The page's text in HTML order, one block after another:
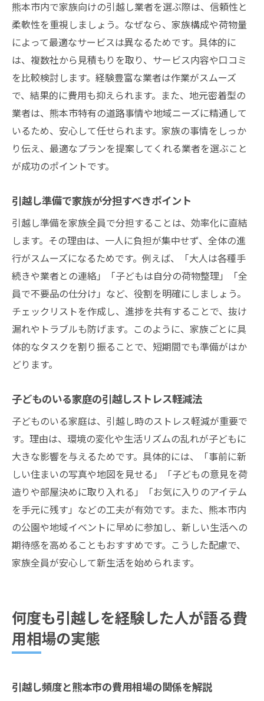
熊本市内で家族向けの引越し業者を選ぶ際は、信頼性と
柔軟性を重視しましょう。なぜなら、家族構成や荷物量
によって最適なサービスは異なるためです。具体的に
は、複数社から見積もりを取り、サービス内容や口コミ
を比較検討します。経験豊富な業者は作業がスムーズ
で、結果的に費用も抑えられます。また、地元密着型の
業者は、熊本市特有の道路事情や地域ニーズに精通して
いるため、安心して任せられます。家族の事情をしっか
り伝え、最適なプランを提案してくれる業者を選ぶこと
が成功のポイントです。
引越し準備で家族が分担すべきポイント
引越し準備を家族全員で分担することは、効率化に直結
します。その理由は、一人に負担が集中せず、全体の進
行がスムーズになるためです。例えば、「大人は各種手
続きや業者との連絡」「子どもは自分の荷物整理」「全
員で不要品の仕分け」など、役割を明確にしましょう。
チェックリストを作成し、進捗を共有することで、抜け
漏れやトラブルも防げます。このように、家族ごとに具
体的なタスクを割り振ることで、短期間でも準備がはか
どります。
子どものいる家庭の引越しストレス軽減法
子どものいる家庭は、引越し時のストレス軽減が重要で
す。理由は、環境の変化や生活リズムの乱れが子どもに
大きな影響を与えるためです。具体的には、「事前に新
しい住まいの写真や地図を見せる」「子どもの意見を荷
造りや部屋決めに取り入れる」「お気に入りのアイテム
を手元に残す」などの工夫が有効です。また、熊本市内
の公園や地域イベントに早めに参加し、新しい生活への
期待感を高めることもおすすめです。こうした配慮で、
家族全員が安心して新生活を始められます。
何度も引越しを経験した人が語る費
用相場の実態
引越し頻度と熊本市の費用相場の関係を解説